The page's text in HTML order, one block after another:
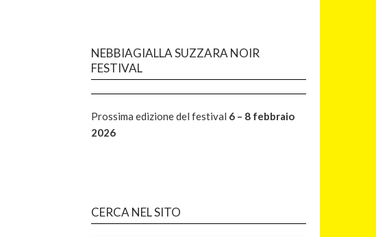
NEBBIAGIALLA SUZZARA NOIR
FESTIVAL
Prossima edizione del festival 6 – 8 febbraio
2026
CERCA NEL SITO